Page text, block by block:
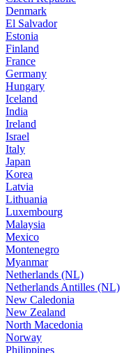
Denmark
El Salvador
Estonia
Finland
France
Germany
Hungary
Iceland
India
Ireland
Israel
Italy
Japan
Korea
Latvia
Lithuania
Luxembourg
Malaysia
Mexico
Montenegro
Myanmar
Netherlands (NL)
Netherlands Antilles (NL)
New Caledonia
New Zealand
North Macedonia
Norway
Philippines